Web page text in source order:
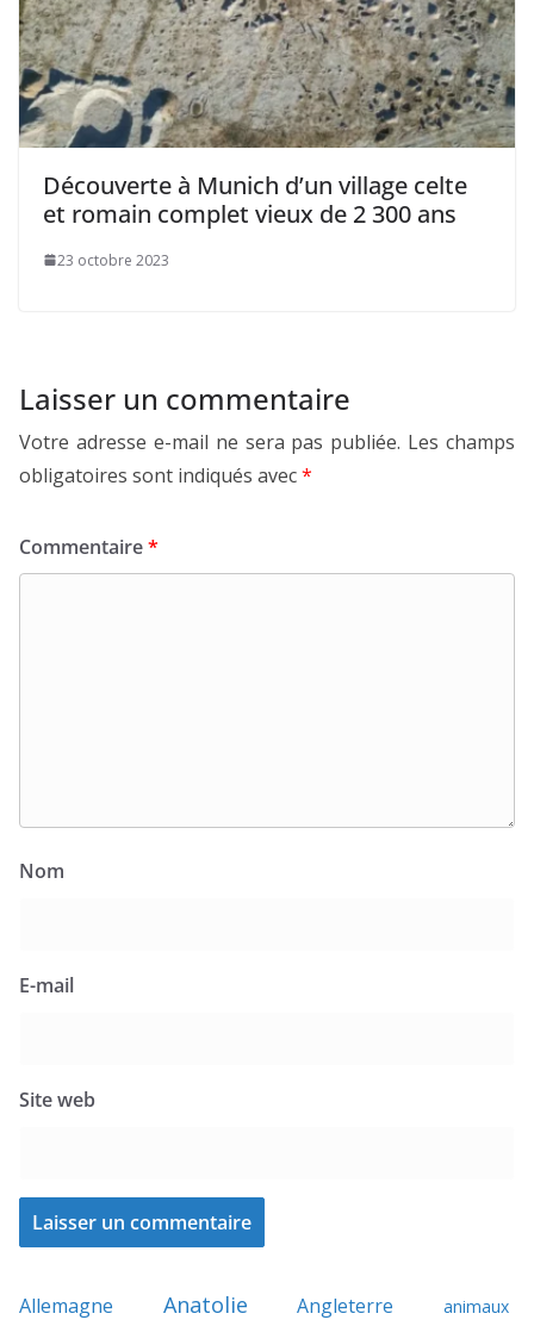
Découverte à Munich d’un village celte
et romain complet vieux de 2 300 ans
23 octobre 2023
Laisser un commentaire
Votre adresse e-mail ne sera pas publiée. Les champs
obligatoires sont indiqués avec*
Commentaire*
Nom
E-mail
Site web
Allemagne Anatolie Angleterre animaux